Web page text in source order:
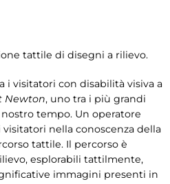
tattile di disegni a rilievo.
i visitatori con disabilità visiva a
Newton, uno tra i più grandi
tempo. Un operatore
nella conoscenza della
tattile. Il percorso è
esplorabili tattilmente,
immagini presenti in